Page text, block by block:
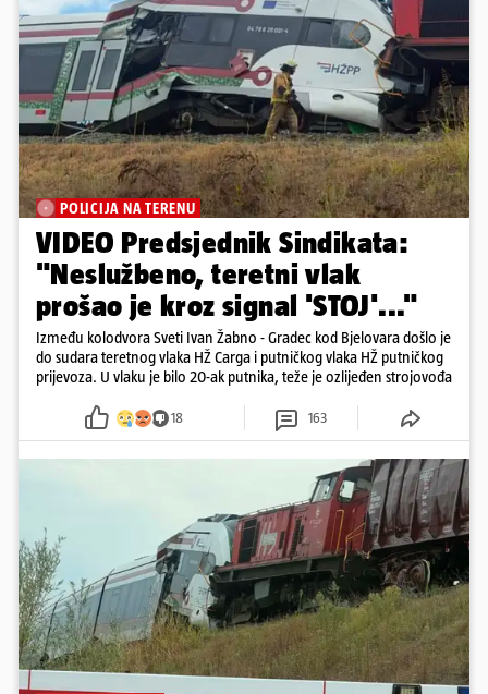
POLICIJA NA TERENU
VIDEO Predsjednik Sindikata:
"Neslužbeno, teretni vlak
prošao je kroz signal 'STOJ'..."
Između kolodvora Sveti Ivan Žabno - Gradec kod Bjelovara došlo je
do sudara teretnog vlaka HŽ Carga i putničkog vlaka HŽ putničkog
prijevoza. U vlaku je bilo 20-ak putnika, teže je ozlijeđen strojovođa
18 163